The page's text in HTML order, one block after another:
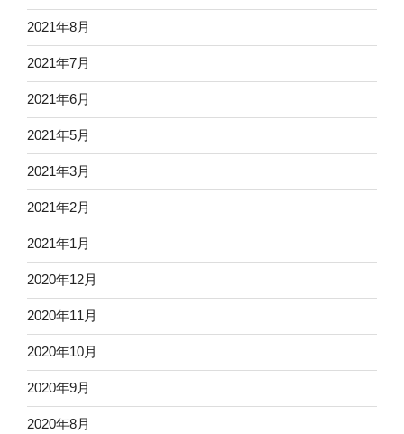
2021年8月
2021年7月
2021年6月
2021年5月
2021年3月
2021年2月
2021年1月
2020年12月
2020年11月
2020年10月
2020年9月
2020年8月